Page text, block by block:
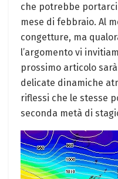
che potrebbe portarci
mese di febbraio. Al
congetture, ma
l’argomento vi
prossimo articolo
delicate dinamiche
riflessi che le stesse
seconda metà di